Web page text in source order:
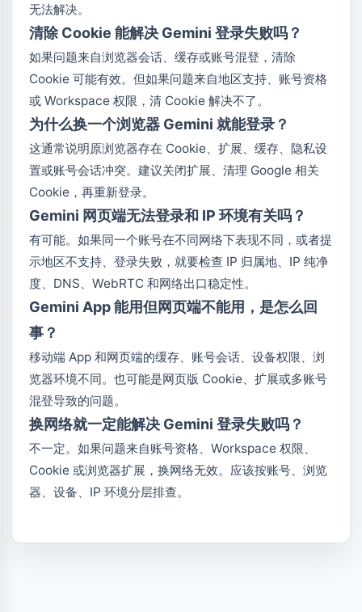
无法解决。
清除 Cookie 能解决 Gemini 登录失败吗？
如果问题来自浏览器会话、缓存或账号混登，清除
Cookie 可能有效。但如果问题来自地区支持、账号资格
或 Workspace 权限，清 Cookie 解决不了。
为什么换一个浏览器 Gemini 就能登录？
这通常说明原浏览器存在 Cookie、扩展、缓存、隐私设
置或账号会话冲突。建议关闭扩展、清理 Google 相关
Cookie，再重新登录。
Gemini 网页端无法登录和 IP 环境有关吗？
有可能。如果同一个账号在不同网络下表现不同，或者提
示地区不支持、登录失败，就要检查 IP 归属地、IP 纯净
度、DNS、WebRTC 和网络出口稳定性。
Gemini App 能用但网页端不能用，是怎么回
事？
移动端 App 和网页端的缓存、账号会话、设备权限、浏
览器环境不同。也可能是网页版 Cookie、扩展或多账号
混登导致的问题。
换网络就一定能解决 Gemini 登录失败吗？
不一定。如果问题来自账号资格、Workspace 权限、
Cookie 或浏览器扩展，换网络无效。应该按账号、浏览
器、设备、IP 环境分层排查。